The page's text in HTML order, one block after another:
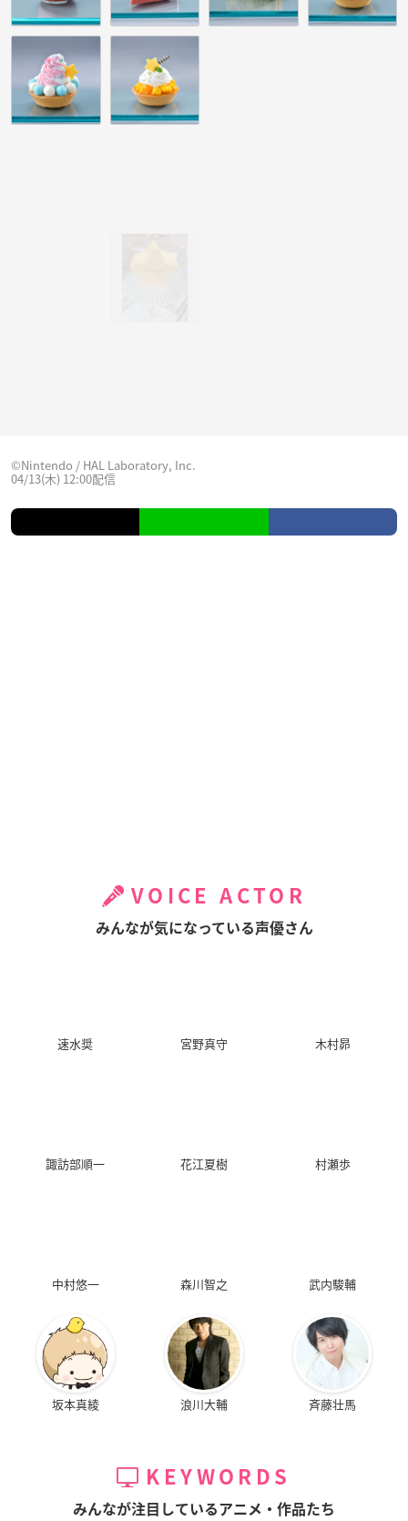
©Nintendo / HAL Laboratory, Inc.
04/13(木) 12:00配信
VOICE ACTOR
みんなが気になっている声優さん
速水奨 宮野真守 木村昴
諏訪部順一 花江夏樹 村瀬歩
中村悠一 森川智之 武内駿輔
坂本真綾 浪川大輔 斉藤壮馬
KEYWORDS
みんなが注目しているアニメ・作品たち